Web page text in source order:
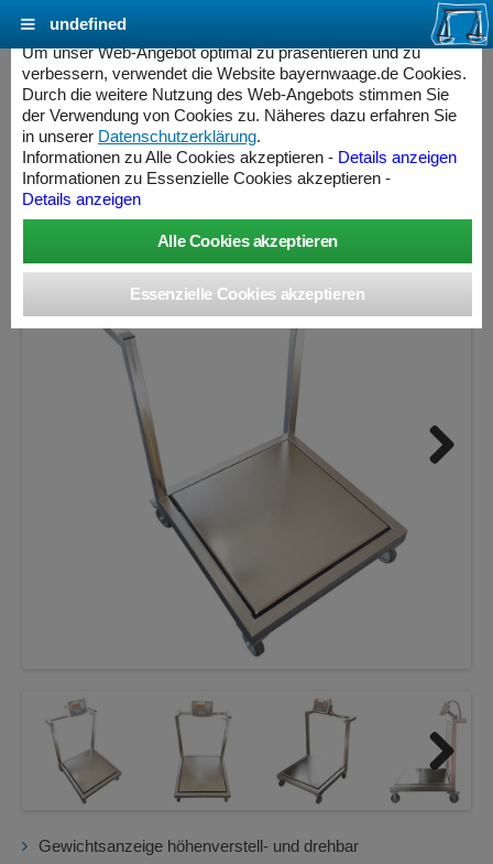
BWW Mobile Waage in Edelstahl 1.4571 V4A
Wägebereich: 150 kg, Ablesbarkeit: 0,005 kg
Next
Gewichtsanzeige höhenverstell- und drehbar
Cookie Einstellungen - bayernwaage.de
Um unser Web-Angebot optimal zu präsentieren und zu
verbessern, verwendet die Website bayernwaage.de Cookies.
Durch die weitere Nutzung des Web-Angebots stimmen Sie
der Verwendung von Cookies zu. Näheres dazu erfahren Sie
in unserer Datenschutzerklärung.
Informationen zu Alle Cookies akzeptieren - Details anzeigen
Informationen zu Essenzielle Cookies akzeptieren -
Details anzeigen
undefined